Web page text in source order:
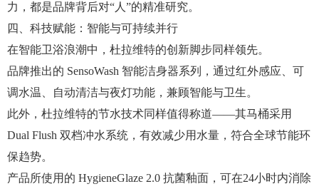
力，都是品牌背后对“人”的精准研究。
四、科技赋能：智能与可持续并行
在智能卫浴浪潮中，杜拉维特的创新脚步同样领先。
品牌推出的 SensoWash 智能洁身器系列，通过红外感应、可
调水温、自动清洁与夜灯功能，兼顾智能与卫生。
此外，杜拉维特的节水技术同样值得称道——其马桶采用
Dual Flush 双档冲水系统，有效减少用水量，符合全球节能环
保趋势。
产品所使用的 HygieneGlaze 2.0 抗菌釉面，可在24小时内消除